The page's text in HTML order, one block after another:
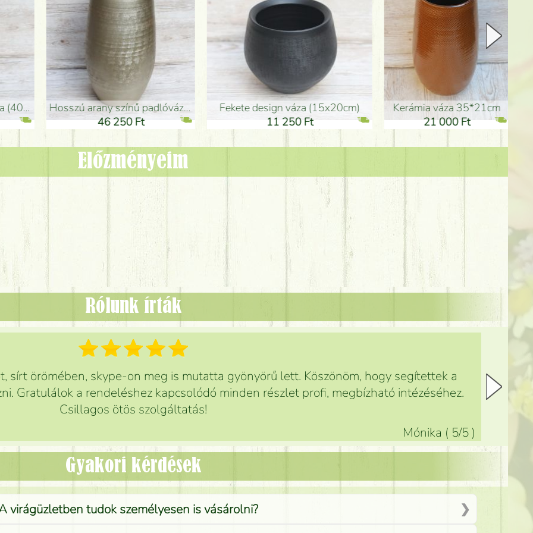
(50x29cm)
fekete design váza (15x20cm)
11 250 Ft
Kerámia váza 35*21cm
21 000 Ft
ballagó fiú fa betűző
1 300 Ft
Előzményeim
Rólunk írták
sírt örömében, skype-on meg is mutatta gyönyörű lett. Köszönöm, hogy segítettek a
Gratulálok a rendeléshez kapcsolódó minden részlet profi, megbízható intézéséhez.
Csillagos ötös szolgáltatás!
Mónika ( 5/5 )
Gyakori kérdések
virágüzletben tudok személyesen is vásárolni?